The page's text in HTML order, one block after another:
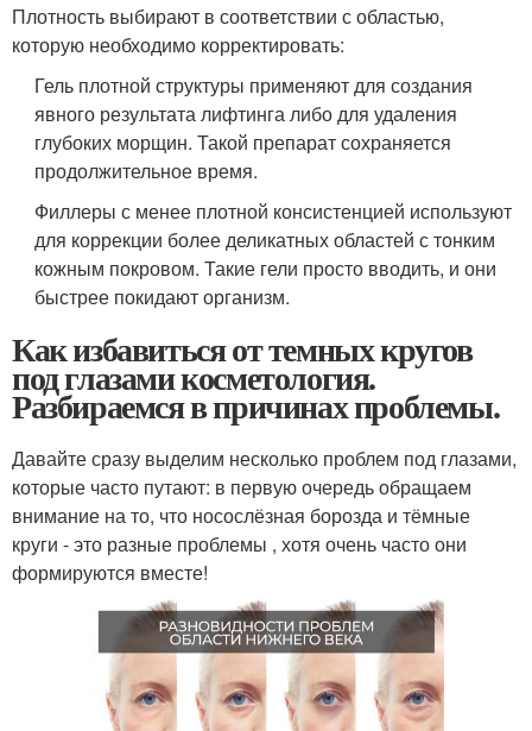
Плотность выбирают в соответствии с областью,
которую необходимо корректировать:
Гель плотной структуры применяют для создания
явного результата лифтинга либо для удаления
глубоких морщин. Такой препарат сохраняется
продолжительное время.
Филлеры с менее плотной консистенцией используют
для коррекции более деликатных областей с тонким
кожным покровом. Такие гели просто вводить, и они
быстрее покидают организм.
Как избавиться от темных кругов
под глазами косметология.
Разбираемся в причинах проблемы.
Давайте сразу выделим несколько проблем под глазами,
которые часто путают: в первую очередь обращаем
внимание на то, что носослёзная борозда и тёмные
круги - это разные проблемы , хотя очень часто они
формируются вместе!